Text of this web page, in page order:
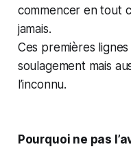
commencer en tout
jamais.
Ces premières
soulagement mais
l’inconnu.
Pourquoi ne pas